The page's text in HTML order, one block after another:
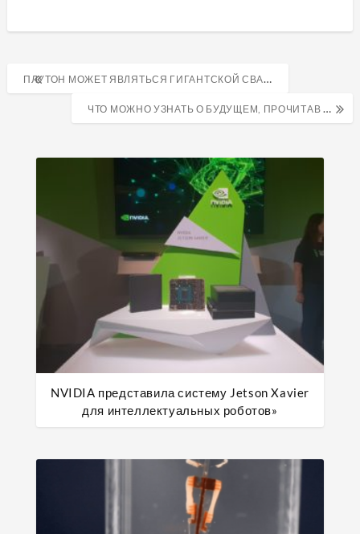
Навигация
по
записям
ПЛУТОН МОЖЕТ ЯВЛЯТЬСЯ ГИГАНТСКОЙ СВАЛКОЙ КОМЕТ
ЧТО МОЖНО УЗНАТЬ О БУДУЩЕМ, ПРОЧИТАВ 100 НАУЧНО-ФАНТАСТИЧЕСКИХ КНИГ?
NVIDIA представила систему Jetson Xavier
для интеллектуальных роботов»